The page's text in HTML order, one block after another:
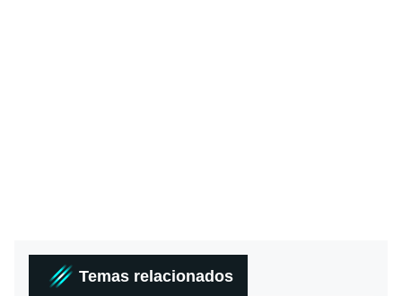
Temas relacionados